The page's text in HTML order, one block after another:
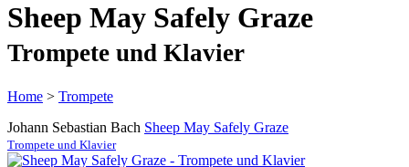
Sheep May Safely Graze
Trompete und Klavier
Home > Trompete
Johann Sebastian Bach Sheep May Safely Graze
Trompete und Klavier